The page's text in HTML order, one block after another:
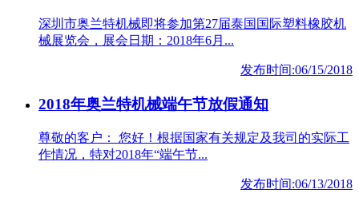
深圳市奥兰特机械即将参加第27届泰国国际塑料橡胶机
械展览会，展会日期：2018年6月...
发布时间:06/15/2018
2018年奥兰特机械端午节放假通知
尊敬的客户： 您好！根据国家有关规定及我司的实际工
作情况，特对2018年“端午节...
发布时间:06/13/2018